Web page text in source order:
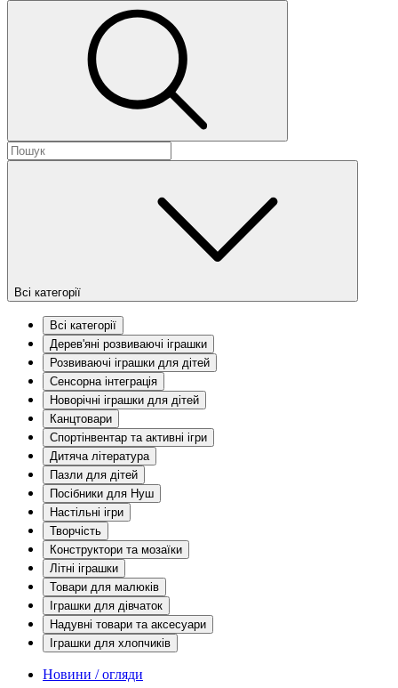
Всі категорії
Всі категорії
Дерев'яні розвиваючі іграшки
Розвиваючі іграшки для дітей
Сенсорна інтеграція
Новорічні іграшки для дітей
Канцтовари
Спортінвентар та активні ігри
Дитяча література
Пазли для дітей
Посібники для Нуш
Настільні ігри
Творчість
Конструктори та мозаїки
Літні іграшки
Товари для малюків
Іграшки для дівчаток
Надувні товари та аксесуари
Іграшки для хлопчиків
Новини / огляди